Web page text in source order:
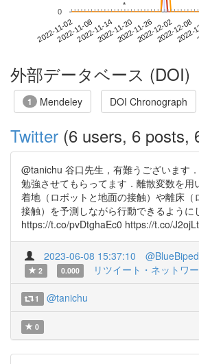
2022-11-022022-11-082022-11-142022-11-202022-11-262022-12-022022-12-08
0
**
外部データベース (DOI)
1 Mendeley DOI Chronograph
Twitter (6 users, 6 posts,
@tanichu 谷口先生，有難うございます
勉強させてもらってます．離散変数を用
着地（ロボットと地面の接触）や離床（
接触）を予測しながら行動できるように
https://t.co/pvDtghaEc0 https://t.co/
2023-06-08 15:37:10 @BlueBiped
2
0.000 リツイート・ネットワ
1 @tanichu
0